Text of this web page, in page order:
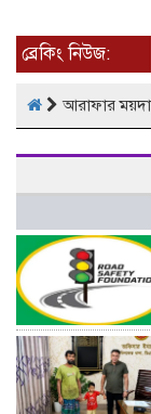
ব্রেকিং নিউজ:
আরাফার